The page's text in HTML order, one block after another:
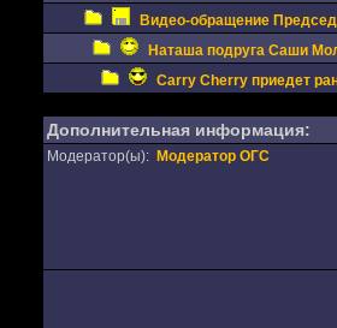
Видео-обращение
Наташа подруга Саши
Carry Cherry приедет
Дополнительная информация:
Модератор(ы): Модератор ОГС